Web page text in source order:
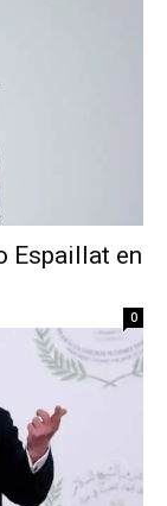
Espaillat en
0